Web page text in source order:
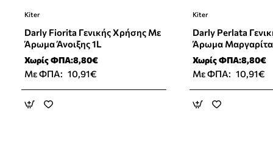
Kiter
Darly Fiorita Γενικής Χρήσης Με
Άρωμα Άνοιξης 1L
Χωρίς ΦΠΑ:8,80€
Με ΦΠΑ: 10,91€
Kiter
Darly Perlata Γενικής Χρήσης Με
Άρωμα
Χωρίς ΦΠΑ:8,80€
Με ΦΠΑ: 10,91€